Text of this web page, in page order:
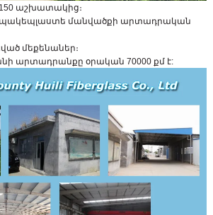
աշխատակից։
մանվածքի արտադրական
մեքենաներ։
արտադրանքը օրական 70000 քմ է: